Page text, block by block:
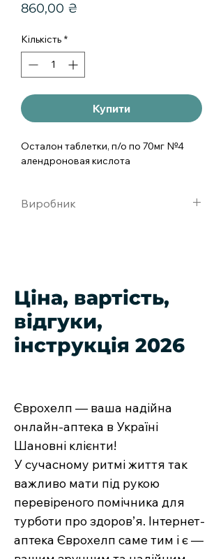
860,00 ₴
Кількість *
Купити
Осталон таблетки, п/о по 70мг №4
алендроновая кислота
Виробник
Ціна, вартість,
відгуки,
інструкція 2026
Єврохелп — ваша надійна
онлайн-аптека в Україні
Шановні клієнти!
У сучасному ритмі життя так
важливо мати під рукою
перевіреного помічника для
турботи про здоров’я. Інтернет-
аптека Єврохелп саме тим і є —